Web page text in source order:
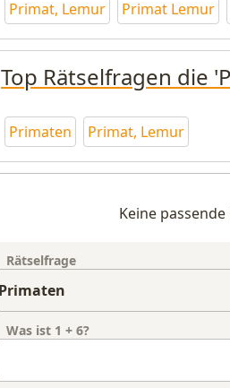
Primat, Lemur Primat Lemur
Top Rätselfragen die
Primaten Primat, Lemur
Keine
Rätselfrage
Was ist 1 + 6?